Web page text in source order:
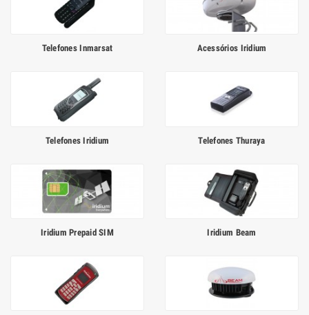
Telefones Inmarsat Acessórios Iridium
Telefones Iridium Telefones Thuraya
Iridium Prepaid SIM Iridium Beam